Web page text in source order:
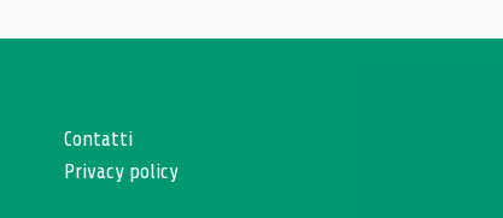
Contatti
Privacy policy